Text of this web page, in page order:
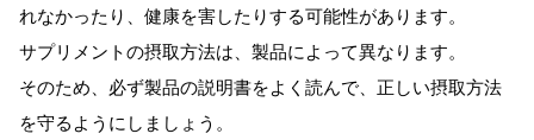
れなかったり、健康を害したりする可能性があります。
サプリメントの摂取方法は、製品によって異なります。
そのため、必ず製品の説明書をよく読んで、正しい摂取方法
を守るようにしましょう。